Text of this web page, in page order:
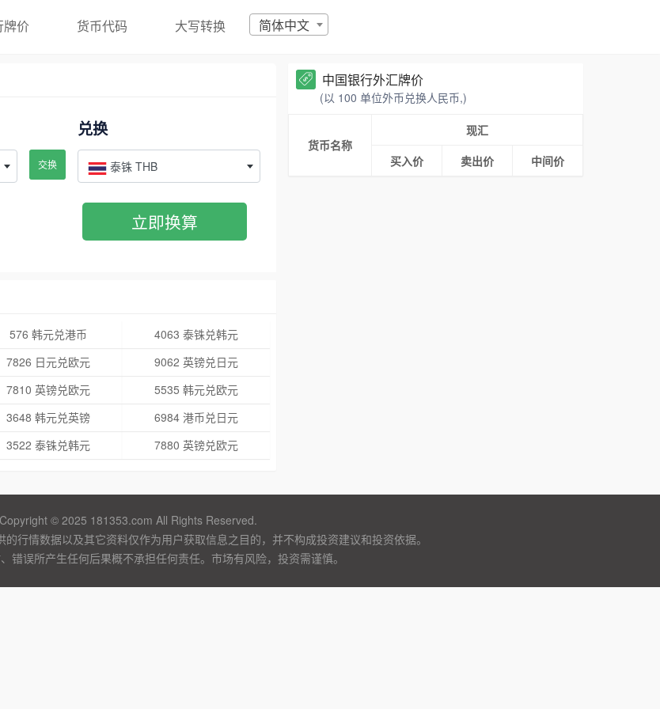
牌价 货币代码 大写转换 简体中文
交换
兑换
泰铢 THB
立即换算
576 韩元兑港币
4063 泰铢兑韩元
7826 日元兑欧元
9062 英镑兑日元
7810 英镑兑欧元
5535 韩元兑欧元
3648 韩元兑英镑
6984 港币兑日元
3522 泰铢兑韩元 7880 英镑兑欧元
中国银行外汇牌价
(以 100 单位外币兑换人民币,)
货币名称
现汇
买入价
卖出价 中间价
Copyright © 2025 181353.com All Rights Reserved.
行情数据以及其它资料仅作为用户获取信息之目的，并不构成投资建议和投资依据。
错误所产生任何后果概不承担任何责任。市场有风险，投资需谨慎。